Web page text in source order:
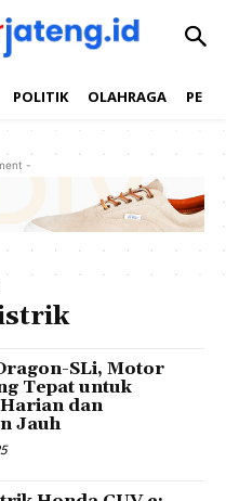
POLITIK OLAHRAGA
-
SLi, Motor
Tepat untuk
dan
Jauh